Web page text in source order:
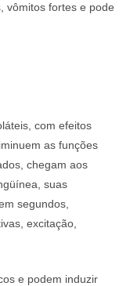
vômitos fortes e pode
com efeitos
as funções
chegam aos
suas
segundos,
excitação,
e podem induzir